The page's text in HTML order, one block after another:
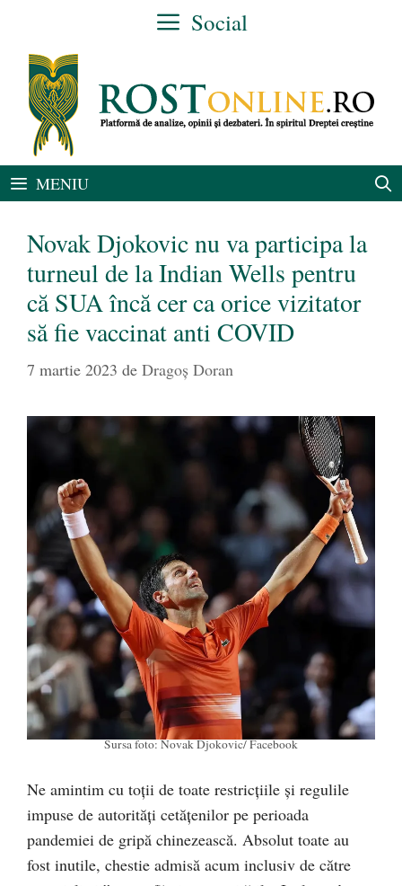
conținut
Social
MENIU
Novak Djokovic nu va participa la
turneul de la Indian Wells pentru
că SUA încă cer ca orice vizitator
să fie vaccinat anti COVID
7 martie 2023 de Dragoș Doran
Sursa foto: Novak Djokovic/ Facebook
Ne amintim cu toții de toate restricțiile și regulile
impuse de autorități cetățenilor pe perioada
pandemiei de gripă chinezească. Absolut toate au
fost inutile, chestie admisă acum inclusiv de către